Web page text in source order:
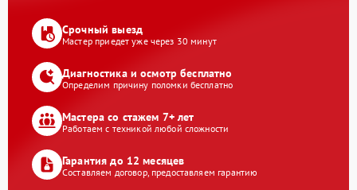
Срочный выезд
Мастер приедет уже через 30 минут
Диагностика и осмотр бесплатно
Определим причину поломки бесплатно
Мастера со стажем 7+ лет
Работаем с техникой любой сложности
Гарантия до 12 месяцев
Составляем договор, предоставляем гарантию